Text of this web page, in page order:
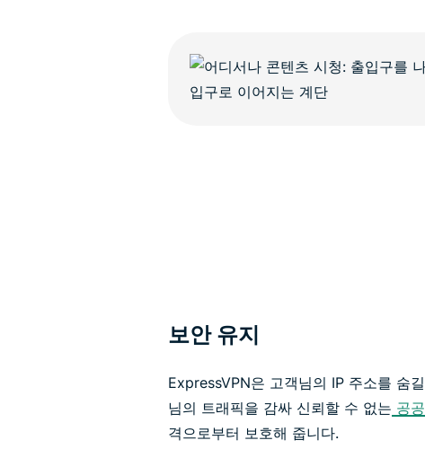
보안 유지
ExpressVPN은 고객님의 IP 주소를 숨
님의 트래픽을 감싸 신뢰할 수 없는 공
격으로부터 보호해 줍니다.